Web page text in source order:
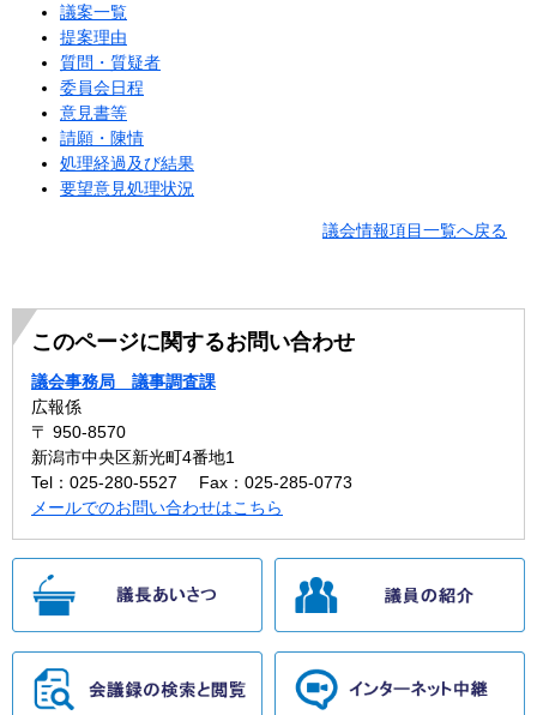
議案一覧
提案理由
質問・質疑者
委員会日程
意見書等
請願・陳情
処理経過及び結果
要望意見処理状況
議会情報項目一覧へ戻る
このページに関するお問い合わせ
議会事務局 議事調査課
広報係
〒 950-8570
新潟市中央区新光町4番地1
Tel：025-280-5527
Fax：025-285-0773
メールでのお問い合わせはこちら